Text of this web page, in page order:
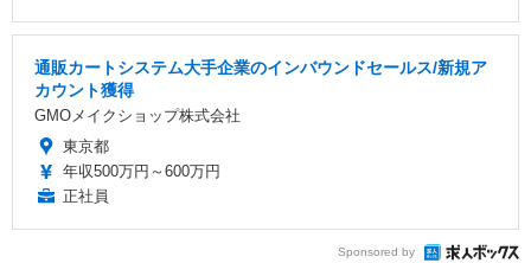
通販カートシステム大手企業のインバウンドセールス/新規ア
カウント獲得
GMOメイクショップ株式会社
東京都
年収500万円～600万円
正社員
Sponsored by